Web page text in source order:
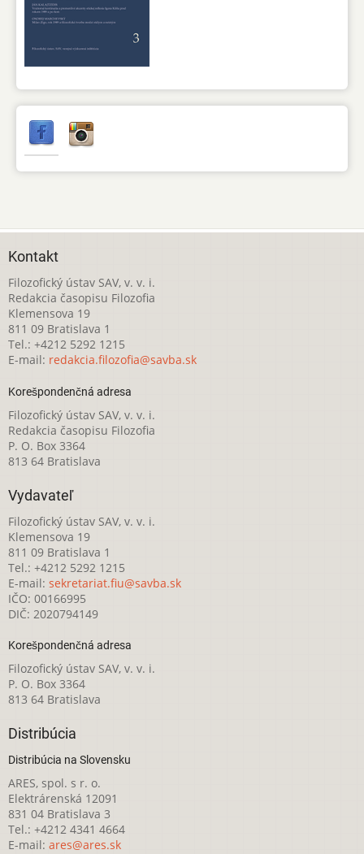
Kontakt
Filozofický ústav SAV, v. v. i.
Redakcia časopisu Filozofia
Klemensova 19
811 09 Bratislava 1
Tel.: +4212 5292 1215
E-mail: redakcia.filozofia@savba.sk
Korešpondenčná adresa
Filozofický ústav SAV, v. v. i.
Redakcia časopisu Filozofia
P. O. Box 3364
813 64 Bratislava
Vydavateľ
Filozofický ústav SAV, v. v. i.
Klemensova 19
811 09 Bratislava 1
Tel.: +4212 5292 1215
E-mail: sekretariat.fiu@savba.sk
IČO: 00166995
DIČ: 2020794149
Korešpondenčná adresa
Filozofický ústav SAV, v. v. i.
P. O. Box 3364
813 64 Bratislava
Distribúcia
Distribúcia na Slovensku
ARES, spol. s r. o.
Elektrárenská 12091
831 04 Bratislava 3
Tel.: +4212 4341 4664
E-mail: ares@ares.sk